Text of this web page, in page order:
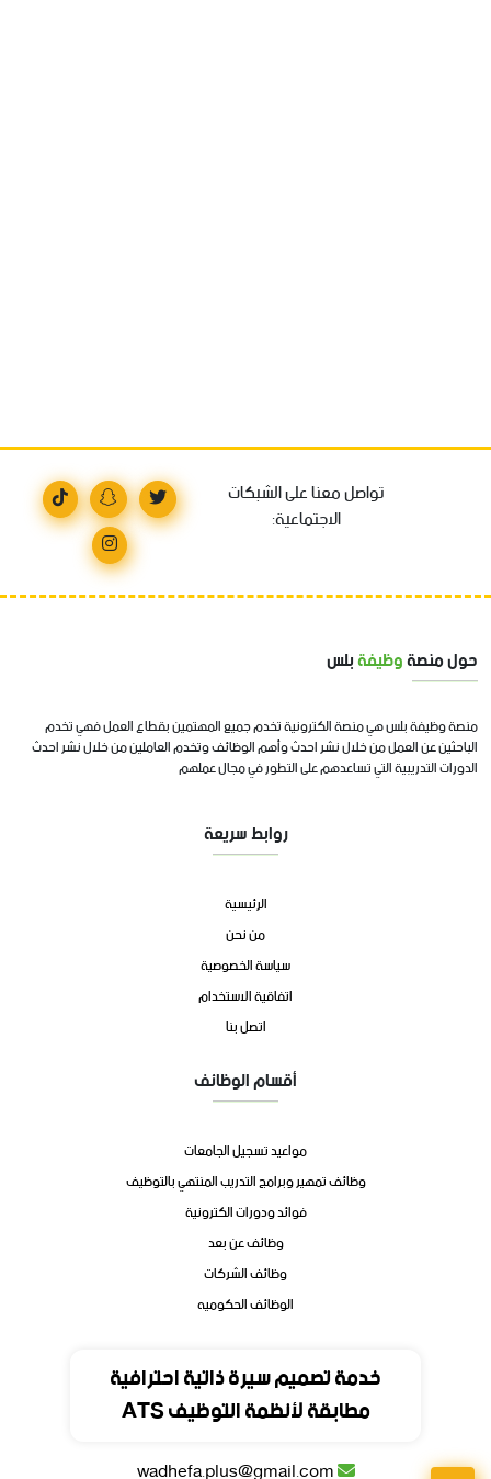
خدمة تصميم سيرة ذاتية احترافية
مطابقة لأنظمة التوظيف ATS
تواصل معنا على الشبكات
الاجتماعية:
حول منصةوظيفةبلس
منصة وظيفة بلس هي منصة الكترونية تخدم جميع المهتمين بقطاع العمل فهي تخدم
الباحثين عن العمل من خلال نشر احدث وأهم الوظائف وتخدم العاملين من خلال نشر احدث
الدورات التدريبية التي تساعدهم على التطور في مجال عملهم
روابط سريعة
الرئيسية
من نحن
سياسة الخصوصية
اتفاقية الاستخدام
اتصل بنا
أقسام الوظائف
مواعيد تسجيل الجامعات
وظائف تمهير وبرامج التدريب المنتهي بالتوظيف
فوائد ودورات الكترونية
وظائف عن بعد
وظائف الشركات
الوظائف الحكوميه
المملكة العربية السعودية